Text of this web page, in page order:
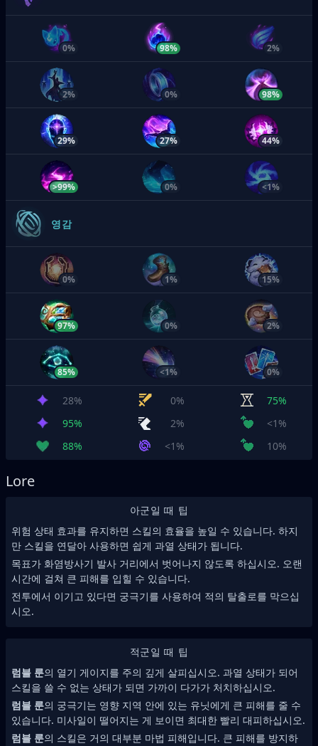
0% 98% 2%
2% 0% 98%
29% 27% 44%
>99% 0% <1%
영감
0% 1% 15%
97% 0% 2%
85% <1% 0%
28% 0%
75%
95%
2%
<1%
88%
<1% 10%
Lore
아군일 때 팁
위험 상태 효과를 유지하면 스킬의 효율을 높일 수 있습니다. 하지
만 스킬을 연달아 사용하면 쉽게 과열 상태가 됩니다.
목표가 화염방사기 발사 거리에서 벗어나지 않도록 하십시오. 오랜
시간에 걸쳐 큰 피해를 입힐 수 있습니다.
전투에서 이기고 있다면 궁극기를 사용하여 적의 탈출로를 막으십
시오.
적군일 때 팁
럼블 룬의 열기 게이지를 주의 깊게 살피십시오. 과열 상태가 되어
스킬을 쓸 수 없는 상태가 되면 가까이 다가가 처치하십시오.
럼블 룬의 궁극기는 영향 지역 안에 있는 유닛에게 큰 피해를 줄 수
있습니다. 미사일이 떨어지는 게 보이면 최대한 빨리 대피하십시오.
럼블 룬의 스킬은 거의 대부분 마법 피해입니다. 큰 피해를 방지하